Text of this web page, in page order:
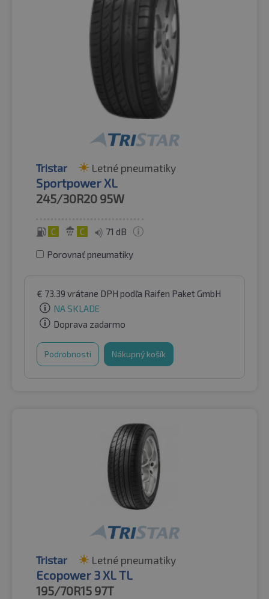
Tristar Letné pneumatiky
Sportpower XL
245/30R20 95W
C C 71 dB
Porovnať pneumatiky
€ 73.39 vrátane DPH podľa Raifen Paket GmbH
NA SKLADE
Doprava zadarmo
Podrobnosti Nákupný košík
Tristar Letné pneumatiky
Ecopower 3 XL TL
195/70R15 97T